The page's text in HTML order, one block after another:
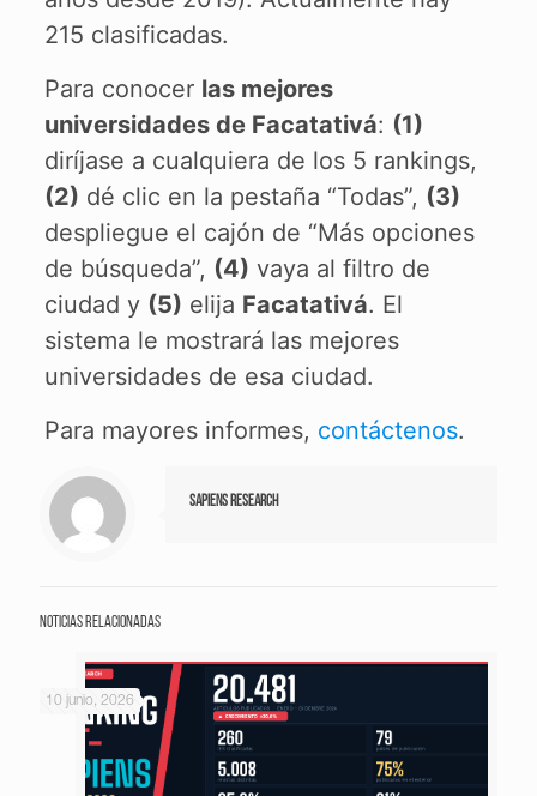
215 clasificadas.
Para conocer las mejores
universidades de Facatativá: (1)
diríjase a cualquiera de los 5 rankings,
(2) dé clic en la pestaña “Todas”, (3)
despliegue el cajón de “Más opciones
de búsqueda”, (4) vaya al filtro de
ciudad y (5) elija Facatativá. El
sistema le mostrará las mejores
universidades de esa ciudad.
Para mayores informes, contáctenos.
Sapiens Research
Noticias relacionadas
10 junio, 2026